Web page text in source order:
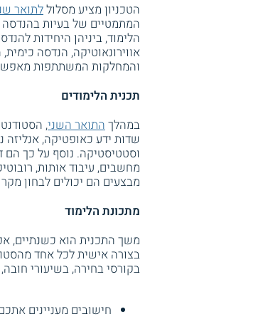
הטכניון מציע מסלוללתואר
המתמטיים של בעיות בהנדסה
הלימוד, ביניהן היחידות
אווירונאוטיקה, הנדסה
והמחלקות המשתתפות
תכנית הלימודים
במהלךהתואר השני,
שדות ידע כאופטיקה,
וסטטיסטיקה. נוסף על כך הם
מחשבים, עיבוד אותות,
מבצעים הם יכולים לבחון
מתכונת הלימוד
משך התכנית הוא כשנתיים,
בצורה אישית לכל אחד
בקורסי בחירה, בשיעורי
חישובים מעניינים